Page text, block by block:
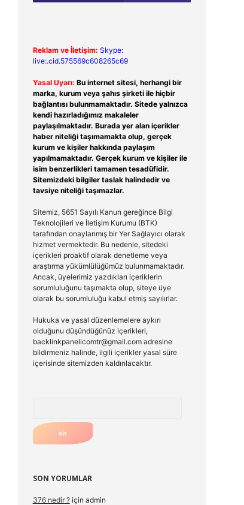
Reklam ve İletişim: Skype:
live:.cid.575569c608265c69
Yasal Uyarı: Bu internet sitesi, herhangi bir
marka, kurum veya şahıs şirketi ile hiçbir
bağlantısı bulunmamaktadır. Sitede yalnızca
kendi hazırladığımız makaleler
paylaşılmaktadır. Burada yer alan içerikler
haber niteliği taşımamakta olup, gerçek
kurum ve kişiler hakkında paylaşım
yapılmamaktadır. Gerçek kurum ve kişiler ile
isim benzerlikleri tamamen tesadüfidir.
Sitemizdeki bilgiler taslak halindedir ve
tavsiye niteliği taşımazlar.
Sitemiz, 5651 Sayılı Kanun gereğince Bilgi
Teknolojileri ve İletişim Kurumu (BTK)
tarafından onaylanmış bir Yer Sağlayıcı olarak
hizmet vermektedir. Bu nedenle, sitedeki
içerikleri proaktif olarak denetleme veya
araştırma yükümlülüğümüz bulunmamaktadır.
Ancak, üyelerimiz yazdıkları içeriklerin
sorumluluğunu taşımakta olup, siteye üye
olarak bu sorumluluğu kabul etmiş sayılırlar.
Hukuka ve yasal düzenlemelere aykırı
olduğunu düşündüğünüz içerikleri,
backlinkpanelicomtr@gmail.comadresine
bildirmeniz halinde, ilgili içerikler yasal süre
içerisinde sitemizden kaldırılacaktır.
SON YORUMLAR
376 nedir ?için admin